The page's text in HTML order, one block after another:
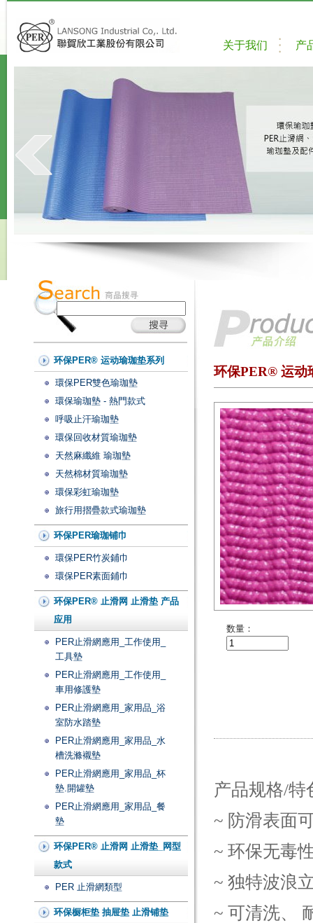
关于我们 产
环保PER® 运动瑜珈垫系列
環保PER雙色瑜珈墊
環保瑜珈墊 - 熱門款式
呼吸止汗瑜珈墊
環保回收材質瑜珈墊
天然麻纖維 瑜珈墊
天然棉材質瑜珈墊
環保彩虹瑜珈墊
旅行用摺疊款式瑜珈墊
环保PER瑜珈铺巾
環保PER竹炭鋪巾
環保PER素面鋪巾
环保PER® 止滑网 止滑垫 产品
应用
PER止滑網應用_工作使用_
工具墊
PER止滑網應用_工作使用_
車用修護墊
PER止滑網應用_家用品_浴
室防水踏墊
PER止滑網應用_家用品_水
槽洗滌襯墊
PER止滑網應用_家用品_杯
墊.開罐墊
PER止滑網應用_家用品_餐
墊
环保PER® 止滑网 止滑垫_网型
款式
PER 止滑網類型
环保橱柜垫 抽屉垫 止滑铺垫
环保PER® 运动
数量：
产品规格/特
~ 防滑表面
~ 环保无毒
~ 独特波浪
~ 可清洗、